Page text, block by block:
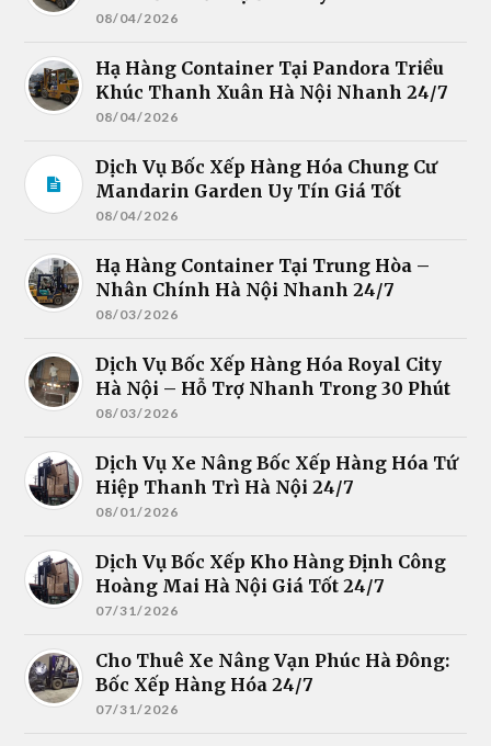
08/04/2026
Hạ Hàng Container Tại Pandora Triều
Khúc Thanh Xuân Hà Nội Nhanh 24/7
08/04/2026
Dịch Vụ Bốc Xếp Hàng Hóa Chung Cư
Mandarin Garden Uy Tín Giá Tốt
08/04/2026
Hạ Hàng Container Tại Trung Hòa –
Nhân Chính Hà Nội Nhanh 24/7
08/03/2026
Dịch Vụ Bốc Xếp Hàng Hóa Royal City
Hà Nội – Hỗ Trợ Nhanh Trong 30 Phút
08/03/2026
Dịch Vụ Xe Nâng Bốc Xếp Hàng Hóa Tứ
Hiệp Thanh Trì Hà Nội 24/7
08/01/2026
Dịch Vụ Bốc Xếp Kho Hàng Định Công
Hoàng Mai Hà Nội Giá Tốt 24/7
07/31/2026
Cho Thuê Xe Nâng Vạn Phúc Hà Đông:
Bốc Xếp Hàng Hóa 24/7
07/31/2026